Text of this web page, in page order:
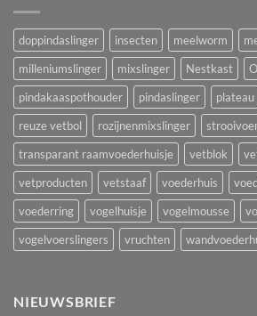
doppindaslinger insecten meelworm
milleniumslinger
mixslinger Nestkast
pindakaaspothouder
pindaslinger plateau
reuze vetbol
rozijnenmixslinger
transparant raamvoederhuisje
vetblok
vetproducten
vetstaaf voederhuis
voederring
vogelhuisje vogelmousse
vogelvoerslingers
vruchten
NIEUWSBRIEF